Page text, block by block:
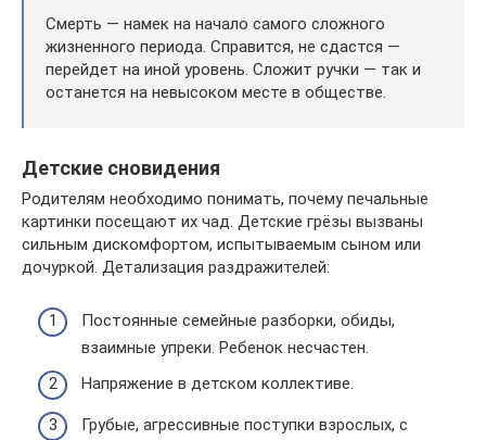
Смерть — намек на начало самого сложного
жизненного периода. Справится, не сдастся —
перейдет на иной уровень. Сложит ручки — так и
останется на невысоком месте в обществе.
Детские сновидения
Родителям необходимо понимать, почему печальные
картинки посещают их чад. Детские грёзы вызваны
сильным дискомфортом, испытываемым сыном или
дочуркой. Детализация раздражителей:
Постоянные семейные разборки, обиды,
взаимные упреки. Ребенок несчастен.
Напряжение в детском коллективе.
Грубые, агрессивные поступки взрослых, с